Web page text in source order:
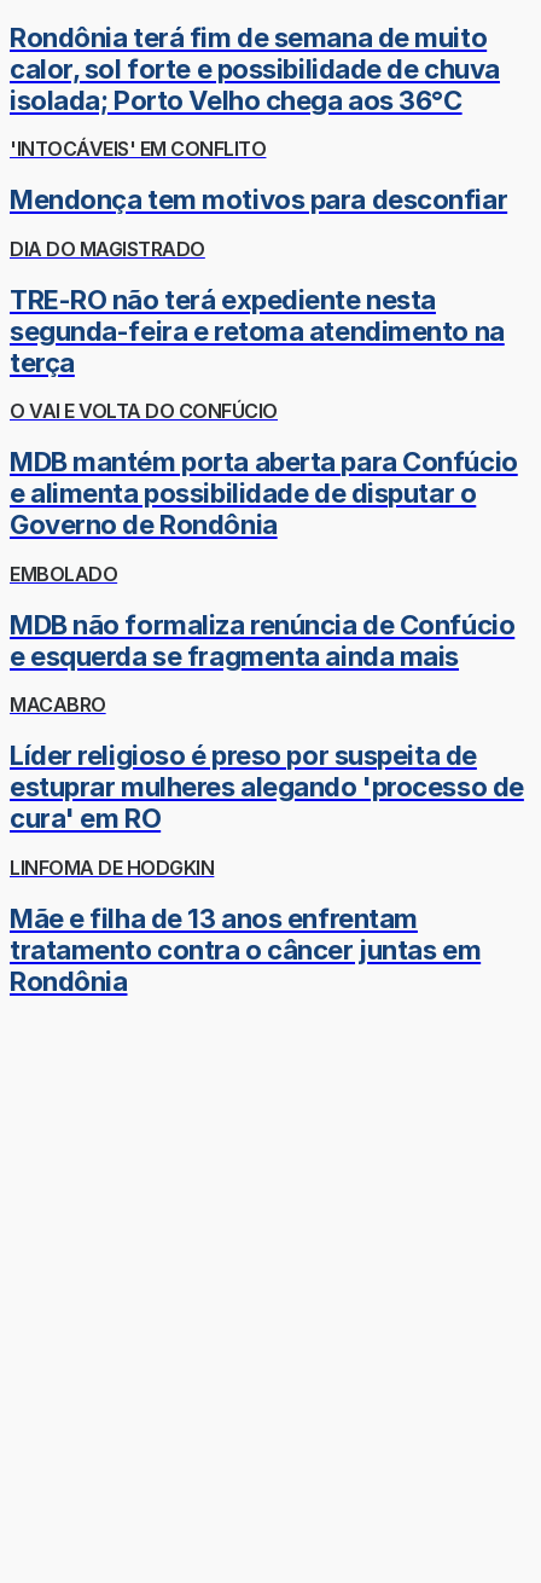
Rondônia terá fim de semana de muito
calor, sol forte e possibilidade de chuva
isolada; Porto Velho chega aos 36°C
'INTOCÁVEIS' EM CONFLITO
Mendonça tem motivos para desconfiar
DIA DO MAGISTRADO
TRE-RO não terá expediente nesta
segunda-feira e retoma atendimento na
terça
O VAI E VOLTA DO CONFÚCIO
MDB mantém porta aberta para Confúcio
e alimenta possibilidade de disputar o
Governo de Rondônia
EMBOLADO
MDB não formaliza renúncia de Confúcio
e esquerda se fragmenta ainda mais
MACABRO
Líder religioso é preso por suspeita de
estuprar mulheres alegando 'processo de
cura' em RO
LINFOMA DE HODGKIN
Mãe e filha de 13 anos enfrentam
tratamento contra o câncer juntas em
Rondônia